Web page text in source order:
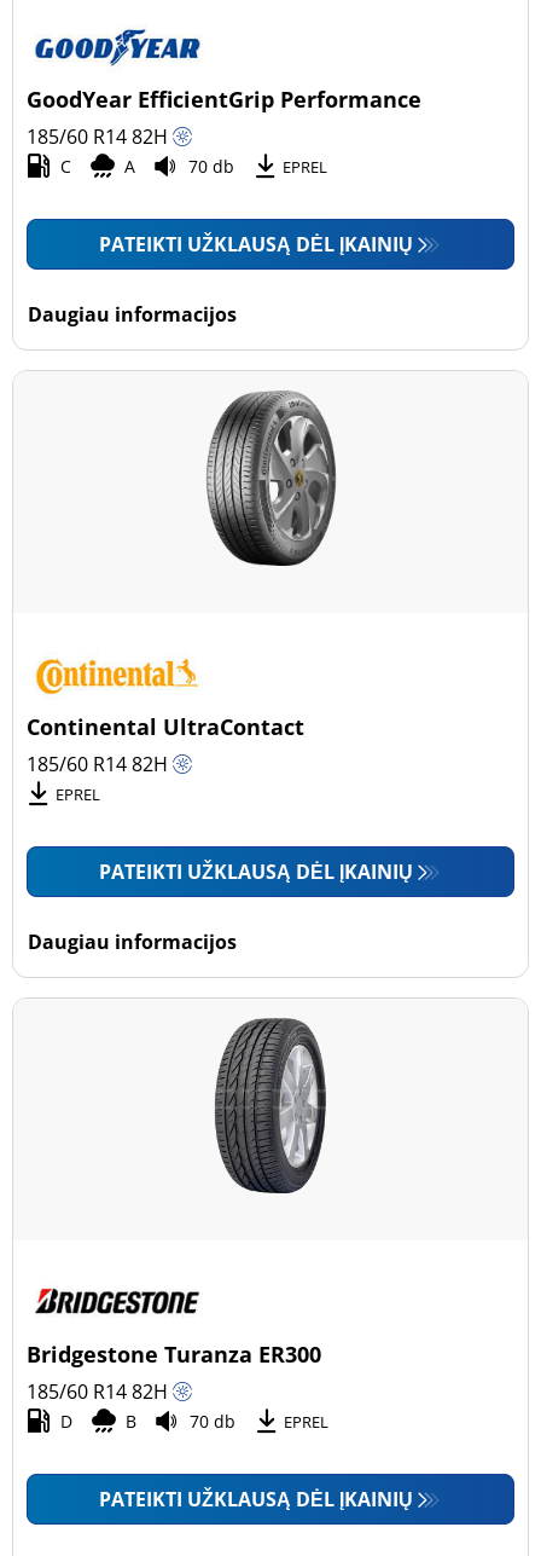
GoodYear EfficientGrip Performance
185/60 R1482H
C A 70 db EPREL
PATEIKTI UŽKLAUSĄ DĖL ĮKAINIŲ
Daugiau informacijos
Continental UltraContact
185/60 R1482H
EPREL
PATEIKTI UŽKLAUSĄ DĖL ĮKAINIŲ
Daugiau informacijos
Bridgestone Turanza ER300
185/60 R1482H
D B 70 db EPREL
PATEIKTI UŽKLAUSĄ DĖL ĮKAINIŲ